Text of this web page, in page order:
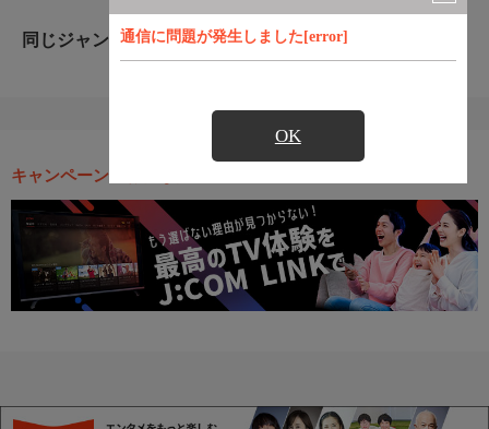
通信に問題が発生しました[error]
OK
同じジャンルのおすすめ番組
キャンペーン・お得な情報